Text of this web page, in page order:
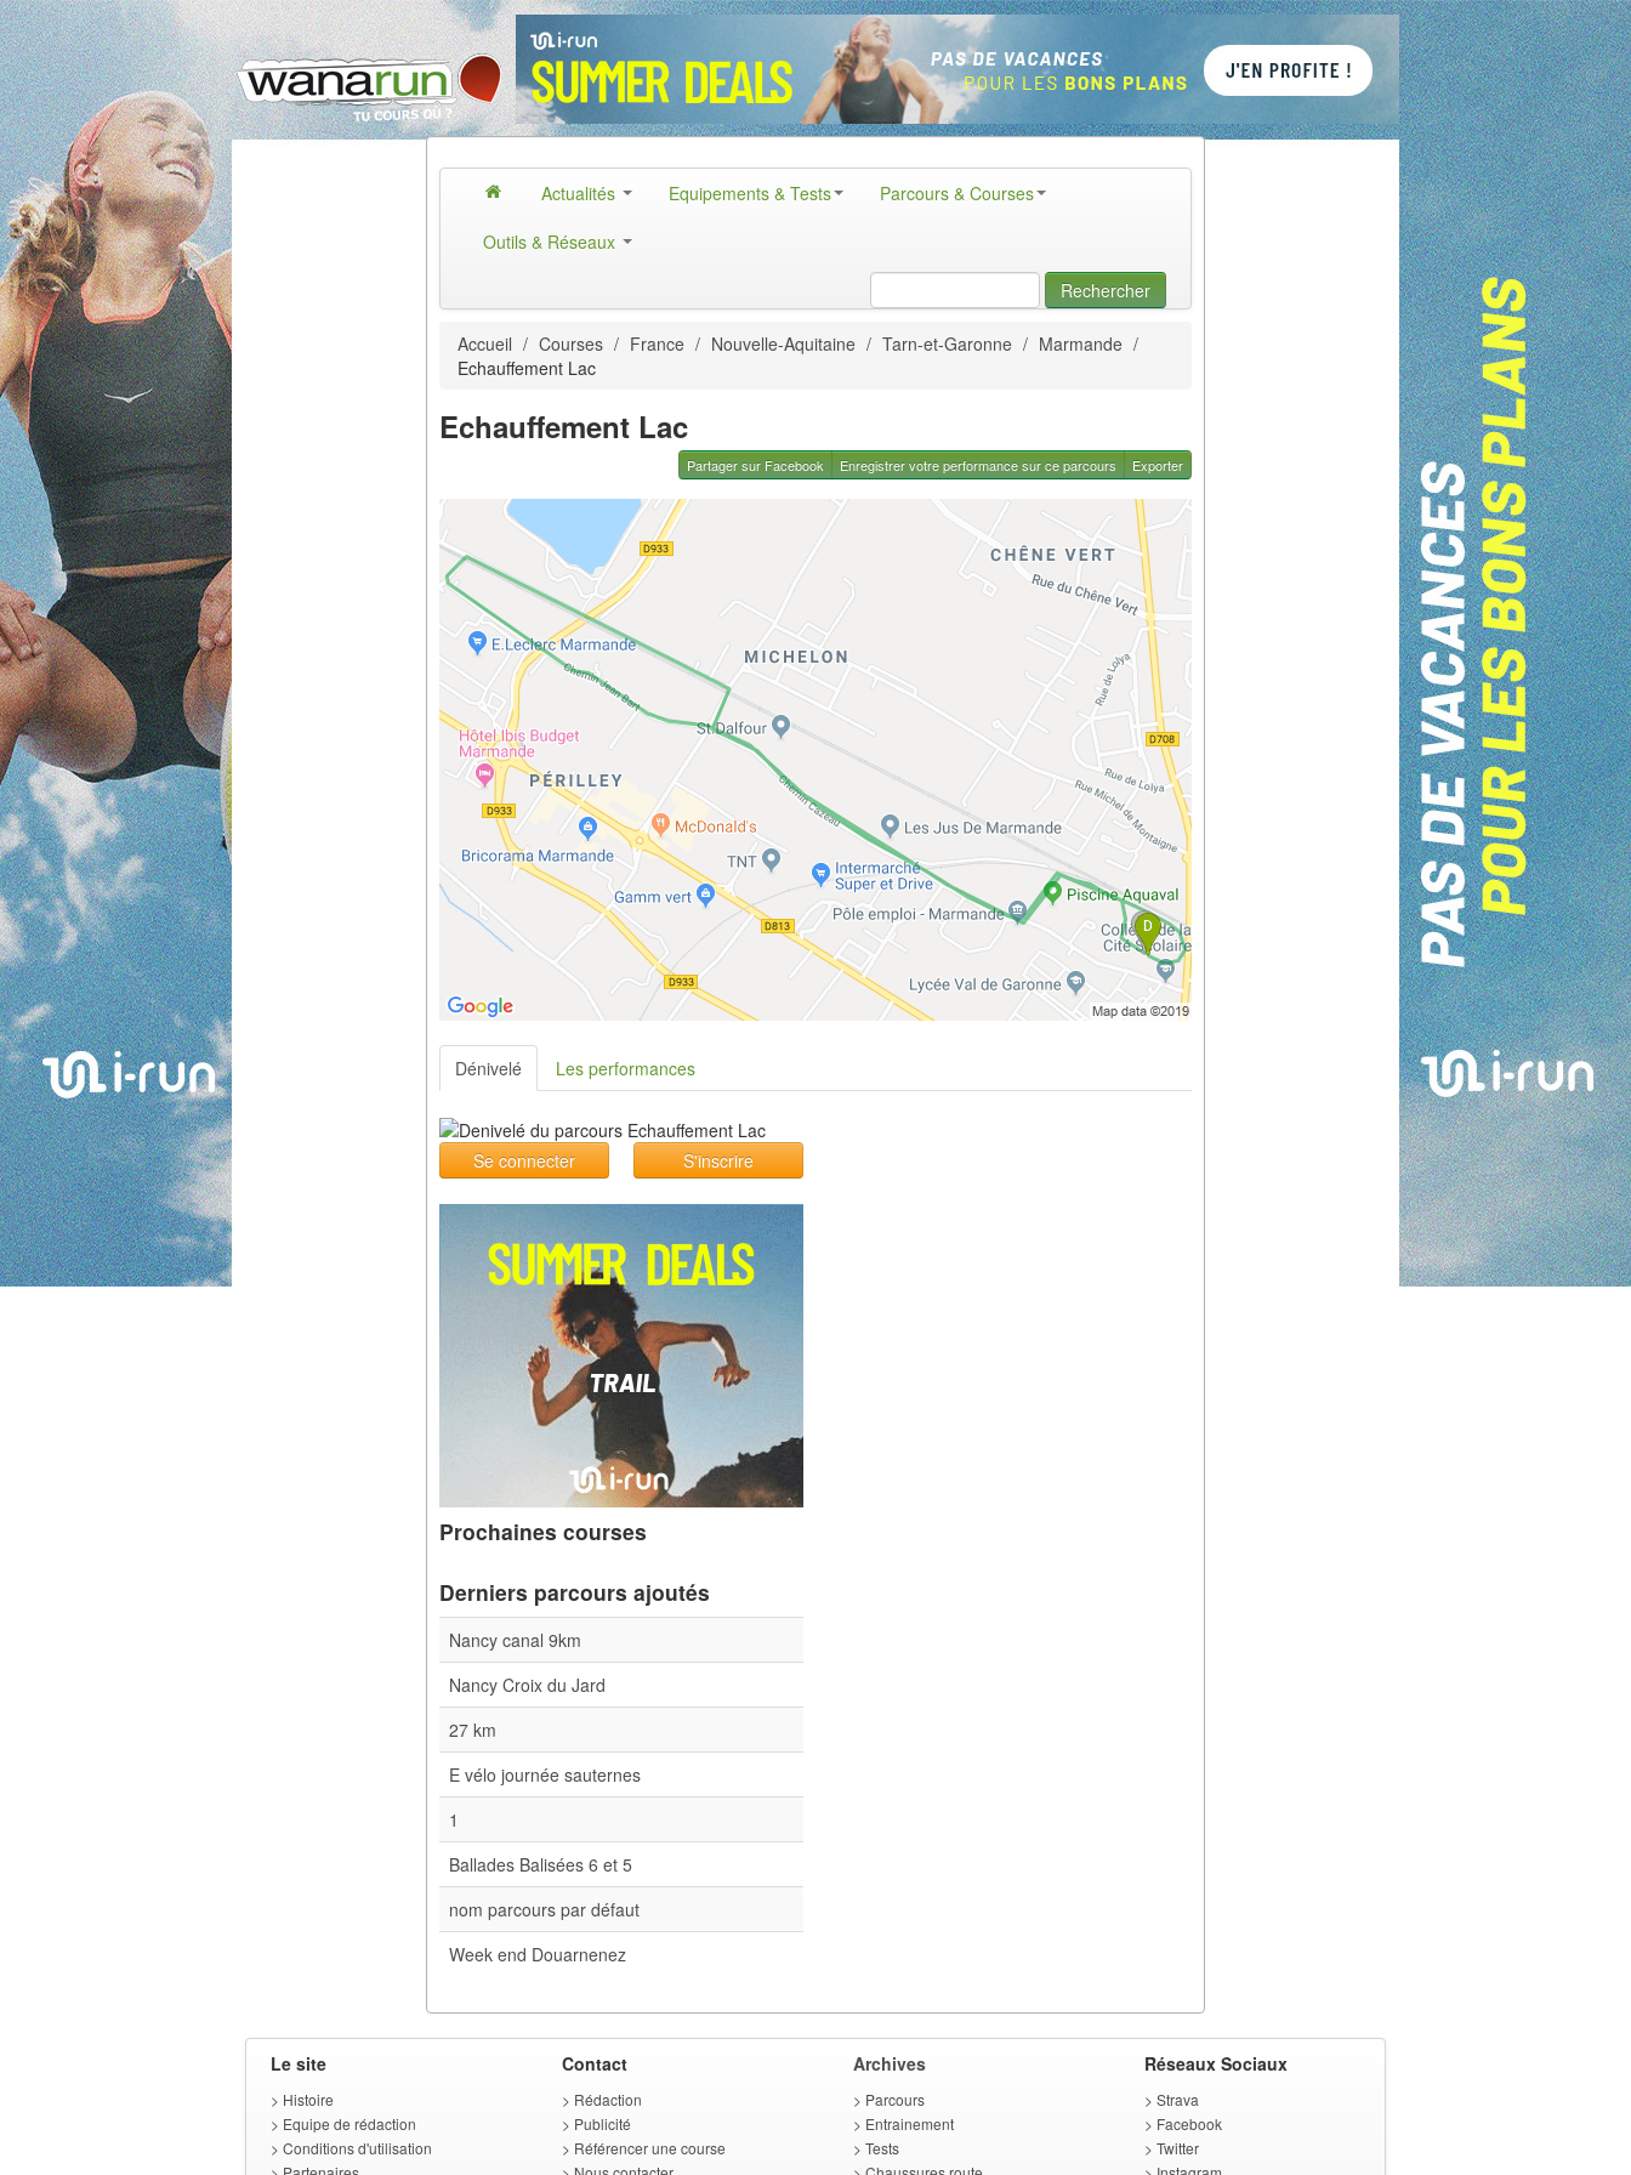
Actualités Equipements & Tests
Parcours & Courses
Outils & Réseaux
Rechercher
Accueil / Courses / France / Nouvelle-Aquitaine / Tarn-et-Garonne / Marmande /
Echauffement Lac
Echauffement Lac
Partager sur Facebook Enregistrer votre performance sur ce parcours Exporter
Dénivelé Les performances
Se connecter S'inscrire
Prochaines courses
Derniers parcours ajoutés
Nancy canal 9km
Nancy Croix du Jard
27 km
E vélo journée sauternes
1
Ballades Balisées 6 et 5
nom parcours par défaut
Week end Douarnenez
Le site
> Histoire
> Equipe de rédaction
> Conditions d'utilisation
Contact
> Rédaction
> Publicité
> Référencer une course
Archives
> Parcours
> Entrainement
> Tests
Réseaux Sociaux
> Strava
> Facebook
> Twitter